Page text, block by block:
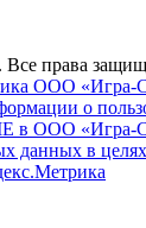
Все права
ООО «Игра-
о
в ООО «Игра-
данных в